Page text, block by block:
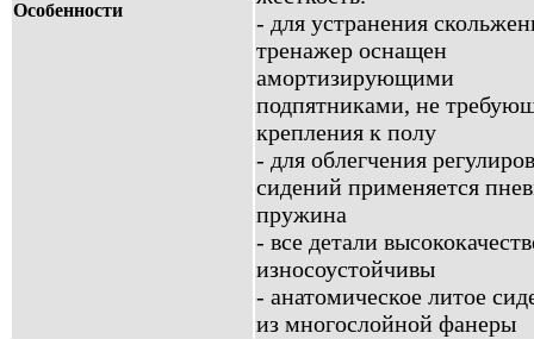
Особенности
- для устранения
тренажер оснащен
амортизирующими
подпятниками, не
крепления к полу
- для облегчения
сидений применяется
пружина
- все детали
износоустойчивы
- анатомическое литое
из многослойной фанеры